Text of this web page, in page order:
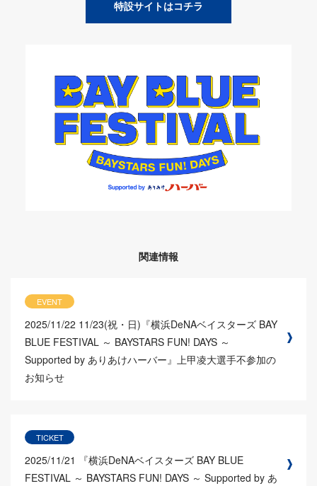
特設サイトはコチラ
関連情報
EVENT
2025/11/22 11/23(祝・日)『横浜DeNAベイスターズ BAY
BLUE FESTIVAL ～ BAYSTARS FUN! DAYS ～
Supported by ありあけハーバー』上甲凌大選手不参加の
お知らせ
TICKET
2025/11/21
『横浜DeNAベイスターズ BAY BLUE
FESTIVAL ～ BAYSTARS FUN! DAYS ～ Supported by あ